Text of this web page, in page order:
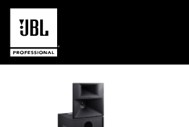
Études de cas